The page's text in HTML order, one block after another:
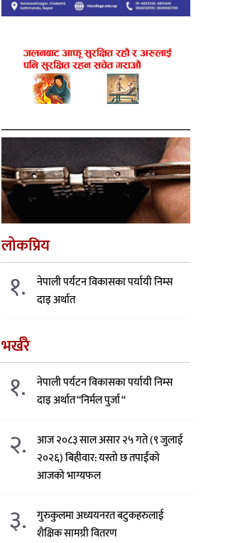
लोकप्रिय
१.
नेपाली पर्यटन विकासका पर्यायी निम्स
दाइ अर्थात
भर्खरै
१.
नेपाली पर्यटन विकासका पर्यायी निम्स
दाइ अर्थात “निर्मल पुर्जा “
२.
आज २०८३ साल असार २५ गते (९ जुलाई
२०२६) बिहीवार: यस्तो छ तपाईंको
आजको भाग्यफल
३.
गुरुकुलमा अध्ययनरत बटुकहरुलाई
शैक्षिक सामग्री वितरण